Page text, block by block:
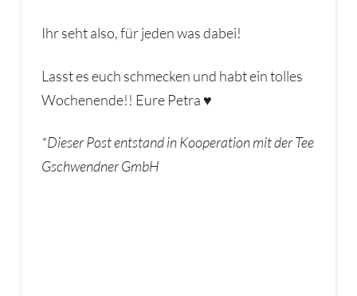
Ihr seht also, für jeden was dabei!
Lasst es euch schmecken und habt ein tolles
Wochenende!! Eure Petra ♥
*Dieser Post entstand in Kooperation mit der Tee
Gschwendner GmbH